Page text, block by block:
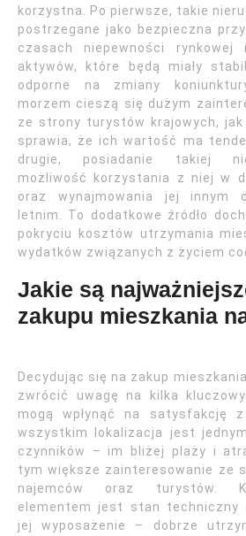
korzystna. Po pierwsze, takie
postrzegane jako bezpieczna
czasach niepewności rynkowej
aktywów, które będą miały
odporne na zmiany
morzem cieszą się dużym
ze strony turystów krajowych,
sprawia, że ich wartość ma
drugie, posiadanie takiej
możliwość korzystania z niej w
oraz wynajmowania jej innym
letnim. To dodatkowe źródło
pokryciu kosztów utrzymania
wydatków związanych z życiem
Jakie są
zakupu mieszkania
Decydując się na zakup
zwrócić uwagę na kilka
mogą wpłynąć na satysfakcję
wszystkim lokalizacja jest
czynników – im bliżej plaży i
tym większe zainteresowanie ze
najemców oraz turystów.
elementem jest stan techniczny
jej wyposażenie – dobrze